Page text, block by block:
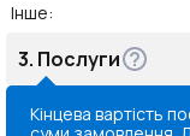
Інше:
3. Послуги
Кінцева вартість